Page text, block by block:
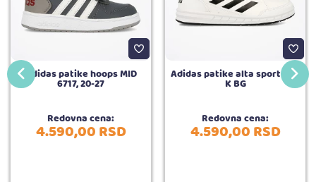
Adidas patike hoops MID
6717, 20-27
Redovna cena:
4.590,00RSD
Adidas patike alta sport MID
K BG
Redovna cena:
4.590,00RSD